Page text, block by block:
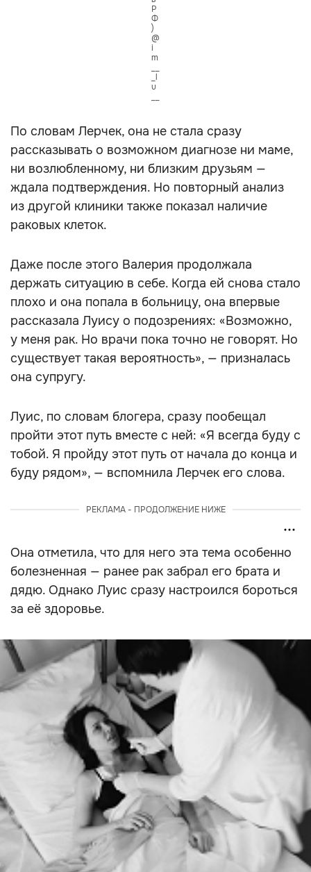
Р
Ф
)
@
i
m
_l
u
По словам Лерчек, она не стала сразу
рассказывать о возможном диагнозе ни маме,
ни возлюбленному, ни близким друзьям —
ждала подтверждения. Но повторный анализ
из другой клиники также показал наличие
раковых клеток.
Даже после этого Валерия продолжала
держать ситуацию в себе. Когда ей снова стало
плохо и она попала в больницу, она впервые
рассказала Луису о подозрениях: «Возможно,
у меня рак. Но врачи пока точно не говорят. Но
существует такая вероятность», — призналась
она супругу.
Луис, по словам блогера, сразу пообещал
пройти этот путь вместе с ней: «Я всегда буду с
тобой. Я пройду этот путь от начала до конца и
буду рядом», — вспомнила Лерчек его слова.
РЕКЛАМА - ПРОДОЛЖЕНИЕ НИЖЕ
Она отметила, что для него эта тема особенно
болезненная — ранее рак забрал его брата и
дядю. Однако Луис сразу настроился бороться
за её здоровье.